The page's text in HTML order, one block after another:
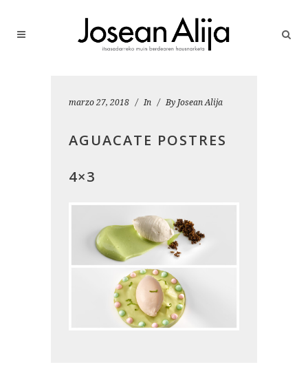
marzo 27, 2018 In By Josean Alija
AGUACATE POSTRES
4×3